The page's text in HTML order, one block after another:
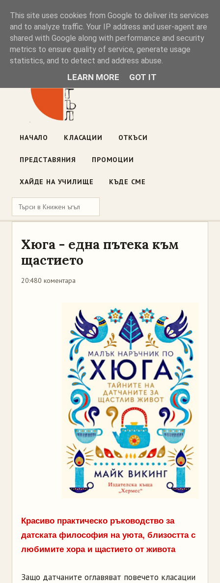
Книжен ъгъл
Блог на книжарницата — класации, откъси, нови книги
ул. „Оборище" 117, София· пон–пет 10:00–19:00 ·
НАЧАЛО КЛАСАЦИИ ОТКЪСИ
ПРЕДСТАВЯНИЯ ПРОМОЦИИ
ХАЙДЕ НА УЧИЛИЩЕ КЪДЕ СМЕ
Хюга - една пътека към
щастието
20:480 коментара
Красиво практическо ръководство за
датската философия на уюта, близостта с
любимите хора и щастието от живота
Защо датчаните оглавяват повечето класации
This site uses cookies from Google to deliver its services
and to analyze traffic. Your IP address and user-agent are
shared with Google along with performance and security
metrics to ensure quality of service, generate usage
statistics, and to detect and address abuse.
LEARN MORE GOT IT